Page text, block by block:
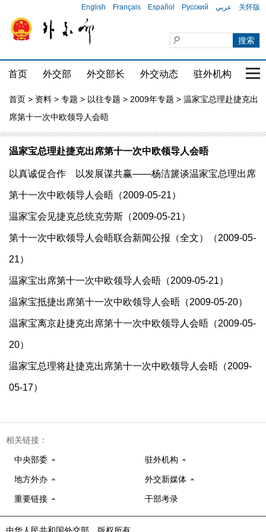
English Français Español Русский عربي 关怀版
首页 外交部 外交部长 外交动态 驻外机构 国
首页 > 资料 > 专题 > 以往专题 > 2009年专题 > 温家宝总理赴捷克出
席第十一次中欧领导人会晤
温家宝总理赴捷克出席第十一次中欧领导人会晤
以真诚促合作 以发展谋共赢——杨洁篪谈温家宝总理出席
第十一次中欧领导人会晤（2009-05-21）
温家宝会见捷克总统克劳斯（2009-05-21）
第十一次中欧领导人会晤联合新闻公报（全文）（2009-05-
21）
温家宝出席第十一次中欧领导人会晤（2009-05-21）
温家宝抵捷出席第十一次中欧领导人会晤（2009-05-20）
温家宝离京赴捷克出席第十一次中欧领导人会晤（2009-05-
20）
温家宝总理将赴捷克出席第十一次中欧领导人会晤（2009-
05-17）
相关链接：
中央部委 驻外机构
地方外办 外交新媒体
重要链接 干部考录